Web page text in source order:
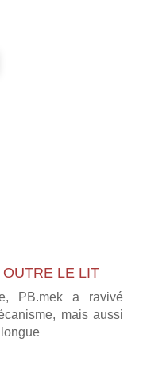
LE LIT
PB.mek a ravivé
mais aussi